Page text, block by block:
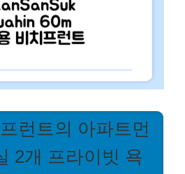
런트의 아파트먼
2개 프라이빗 욕